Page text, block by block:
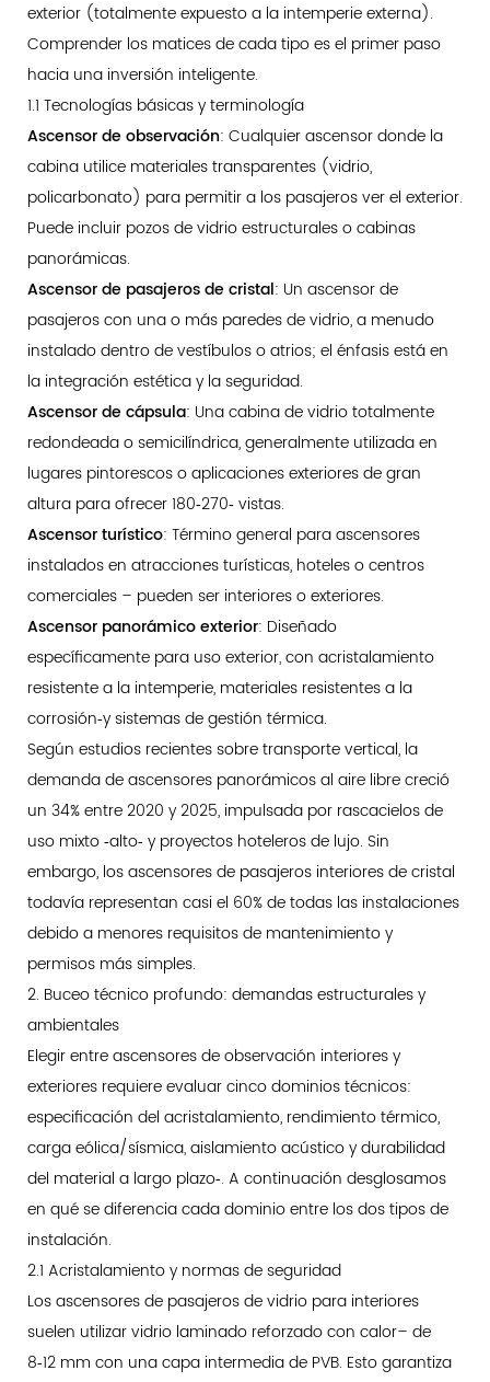
exterior (totalmente expuesto a la intemperie externa).
Comprender los matices de cada tipo es el primer paso
hacia una inversión inteligente.
1.1 Tecnologías básicas y terminología
Ascensor de observación: Cualquier ascensor donde la
cabina utilice materiales transparentes (vidrio,
policarbonato) para permitir a los pasajeros ver el exterior.
Puede incluir pozos de vidrio estructurales o cabinas
panorámicas.
Ascensor de pasajeros de cristal: Un ascensor de
pasajeros con una o más paredes de vidrio, a menudo
instalado dentro de vestíbulos o atrios; el énfasis está en
la integración estética y la seguridad.
Ascensor de cápsula: Una cabina de vidrio totalmente
redondeada o semicilíndrica, generalmente utilizada en
lugares pintorescos o aplicaciones exteriores de gran
altura para ofrecer 180‑270‑ vistas.
Ascensor turístico: Término general para ascensores
instalados en atracciones turísticas, hoteles o centros
comerciales – pueden ser interiores o exteriores.
Ascensor panorámico exterior: Diseñado
específicamente para uso exterior, con acristalamiento
resistente a la intemperie, materiales resistentes a la
corrosión‑y sistemas de gestión térmica.
Según estudios recientes sobre transporte vertical, la
demanda de ascensores panorámicos al aire libre creció
un 34% entre 2020 y 2025, impulsada por rascacielos de
uso mixto ‑alto‑ y proyectos hoteleros de lujo. Sin
embargo, los ascensores de pasajeros interiores de cristal
todavía representan casi el 60% de todas las instalaciones
debido a menores requisitos de mantenimiento y
permisos más simples.
2. Buceo técnico profundo: demandas estructurales y
ambientales
Elegir entre ascensores de observación interiores y
exteriores requiere evaluar cinco dominios técnicos:
especificación del acristalamiento, rendimiento térmico,
carga eólica/sísmica, aislamiento acústico y durabilidad
del material a largo plazo‑. A continuación desglosamos
en qué se diferencia cada dominio entre los dos tipos de
instalación.
2.1 Acristalamiento y normas de seguridad
Los ascensores de pasajeros de vidrio para interiores
suelen utilizar vidrio laminado reforzado con calor– de
8‑12 mm con una capa intermedia de PVB. Esto garantiza